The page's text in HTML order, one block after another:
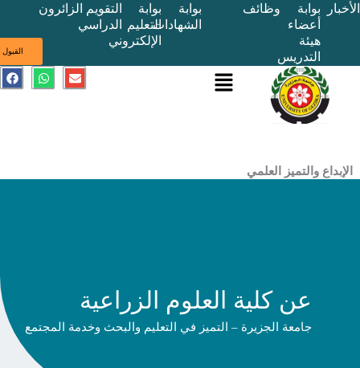
بوابة
التدريس
وظائف
الشهادات
بوابة
التعليم
الإلكتروني
التقويم
الدراسي
الزائرون
والتميز العلمي
القائمة E
W
h
F
a
عن كلية العلوم الزراعية
جامعة الجزيرة – التميز في التعليم والبحث وخدمة المجتمع